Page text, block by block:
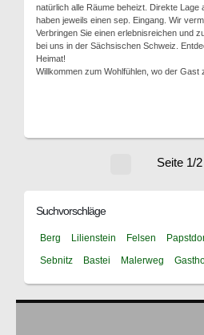
natürlich alle Räume beheizt. Direkte Lage
haben jeweils einen sep. Eingang. Wir
Verbringen Sie einen erlebnisreichen und
bei uns in der Sächsischen Schweiz.
Heimat!
Willkommen zum Wohlfühlen, wo der Gast
Seite 1/2
Suchvorschläge
Berg Lilienstein Felsen
Sebnitz
Bastei Malerweg